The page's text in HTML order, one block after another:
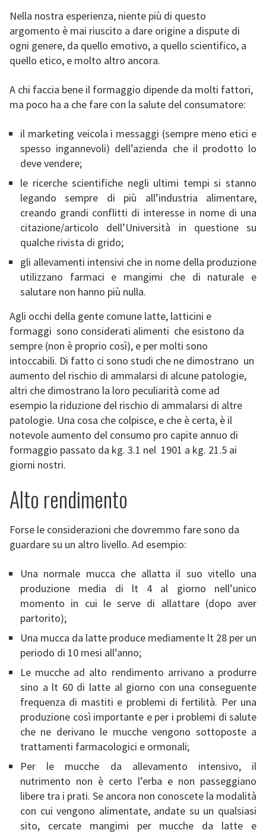
Nella nostra esperienza, niente più di questo
argomento è mai riuscito a dare origine a dispute di
ogni genere, da quello emotivo, a quello scientifico, a
quello etico, e molto altro ancora.
A chi faccia bene il formaggio dipende da molti fattori,
ma poco ha a che fare con la salute del consumatore:
il marketing veicola i messaggi (sempre meno etici e
spesso ingannevoli) dell’azienda che il prodotto lo
deve vendere;
le ricerche scientifiche negli ultimi tempi si stanno
legando sempre di più all’industria alimentare,
creando grandi conflitti di interesse in nome di una
citazione/articolo dell’Università in questione su
qualche rivista di grido;
gli allevamenti intensivi che in nome della produzione
utilizzano farmaci e mangimi che di naturale e
salutare non hanno più nulla.
Agli occhi della gente comune latte, latticini e
formaggi sono considerati alimenti che esistono da
sempre (non è proprio così), e per molti sono
intoccabili. Di fatto ci sono studi che ne dimostrano un
aumento del rischio di ammalarsi di alcune patologie,
altri che dimostrano la loro peculiarità come ad
esempio la riduzione del rischio di ammalarsi di altre
patologie. Una cosa che colpisce, e che è certa, è il
notevole aumento del consumo pro capite annuo di
formaggio passato da kg. 3.1 nel 1901 a kg. 21.5 ai
giorni nostri.
Alto rendimento
Forse le considerazioni che dovremmo fare sono da
guardare su un altro livello. Ad esempio:
Una normale mucca che allatta il suo vitello una
produzione media di lt 4 al giorno nell’unico
momento in cui le serve di allattare (dopo aver
partorito);
Una mucca da latte produce mediamente lt 28 per un
periodo di 10 mesi all’anno;
Le mucche ad alto rendimento arrivano a produrre
sino a lt 60 di latte al giorno con una conseguente
frequenza di mastiti e problemi di fertilità. Per una
produzione così importante e per i problemi di salute
che ne derivano le mucche vengono sottoposte a
trattamenti farmacologici e ormonali;
Per le mucche da allevamento intensivo, il
nutrimento non è certo l’erba e non passeggiano
libere tra i prati. Se ancora non conoscete la modalità
con cui vengono alimentate, andate su un qualsiasi
sito, cercate mangimi per mucche da latte e